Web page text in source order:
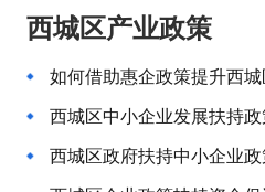
西城区产业政策
如何借助惠企政策提升西
西城区中小企业发展扶持
西城区政府扶持中小企业